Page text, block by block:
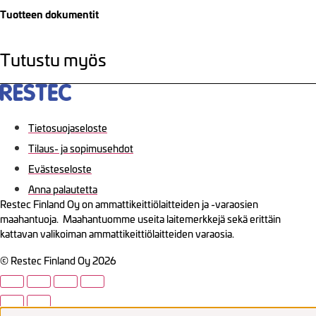
Tuotteen dokumentit
Tutustu myös
Tietosuojaseloste
Tilaus- ja sopimusehdot
Evästeseloste
Anna palautetta
Restec Finland Oy on ammattikeittiölaitteiden ja -varaosien
maahantuoja. Maahantuomme useita laitemerkkejä sekä erittäin
kattavan valikoiman ammattikeittiölaitteiden varaosia.
© Restec Finland Oy 2026